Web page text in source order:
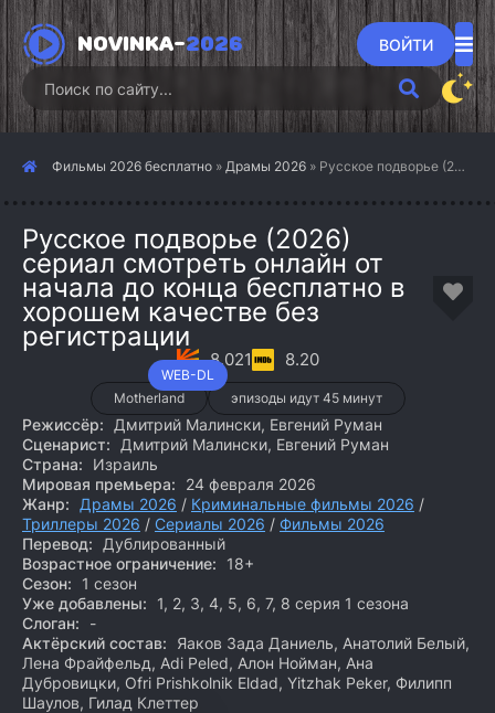
NOVINKA-2026 ВОЙТИ
Фильмы 2026 бесплатно » Драмы 2026 » Русское подворье (2026)
Русское подворье (2026)
сериал смотреть онлайн от
начала до конца бесплатно в
хорошем качестве без
регистрации
WEB-DL
8.021 8.20
Motherland эпизоды идут 45 минут
Режиссёр:
Дмитрий Малински, Евгений Руман
Сценарист:
Дмитрий Малински, Евгений Руман
Страна:
Израиль
Мировая премьера:
24 февраля 2026
Жанр:
Драмы 2026 / Криминальные фильмы 2026 /
Триллеры 2026 / Сериалы 2026 / Фильмы 2026
Перевод:
Дублированный
Возрастное ограничение:
18+
Сезон:
1 сезон
Уже добавлены:
1, 2, 3, 4, 5, 6, 7, 8 серия 1 сезона
Слоган:
-
Актёрский состав:
Яаков Зада Даниель, Анатолий Белый,
Лена Фрайфельд, Adi Peled, Алон Нойман, Ана
Дубровицки, Ofri Prishkolnik Eldad, Yitzhak Peker, Филипп
Шаулов, Гилад Клеттер